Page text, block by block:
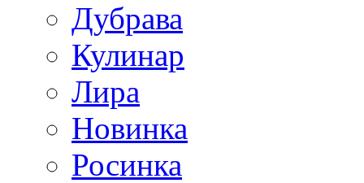
Дубрава
Кулинар
Лира
Новинка
Росинка